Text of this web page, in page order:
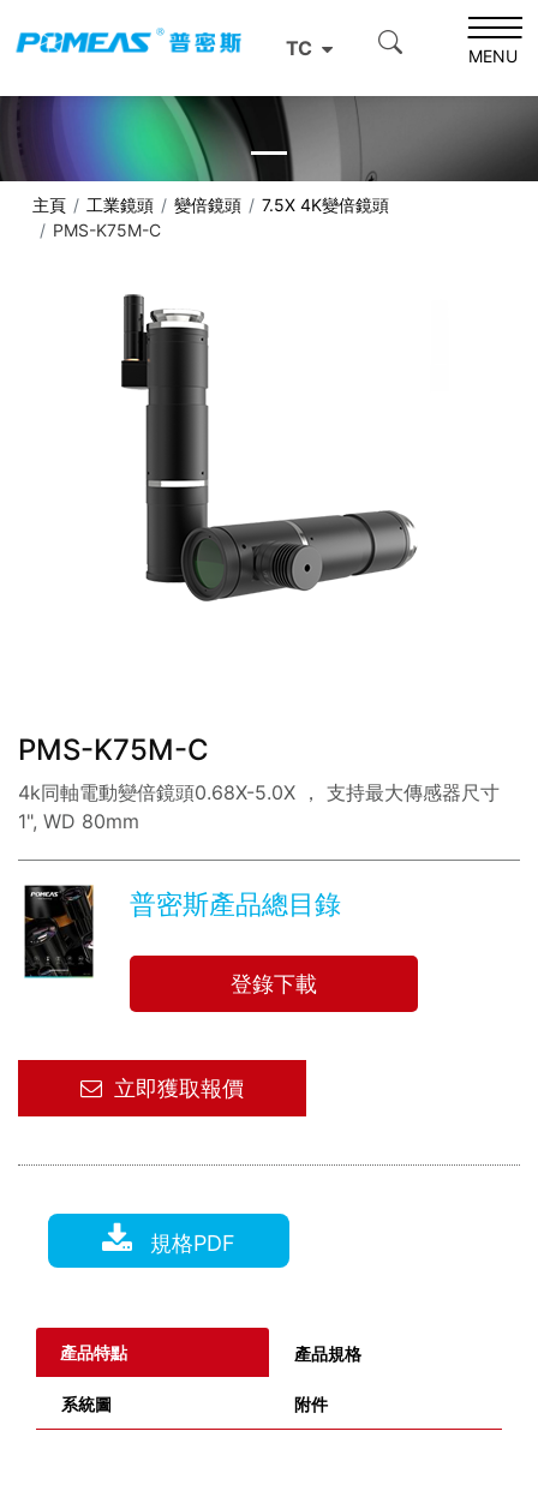
TC MENU
主頁 工業鏡頭 變倍鏡頭
7.5X 4K變倍鏡頭
PMS-K75M-C
PMS-K75M-C
4k同軸電動變倍鏡頭0.68X-5.0X ， 支持最大傳感器尺寸
1", WD 80mm
普密斯產品總目錄
登錄下載
立即獲取報價
規格PDF
產品特點 產品規格
系統圖 附件